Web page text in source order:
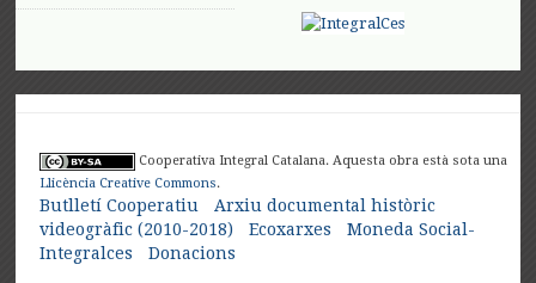
Cooperativa Integral Catalana. Aquesta obra està sota una
Llicència Creative Commons.
Butlletí Cooperatiu
Arxiu documental històric
videogràfic (2010-2018)
Ecoxarxes
Moneda Social-
Integralces
Donacions